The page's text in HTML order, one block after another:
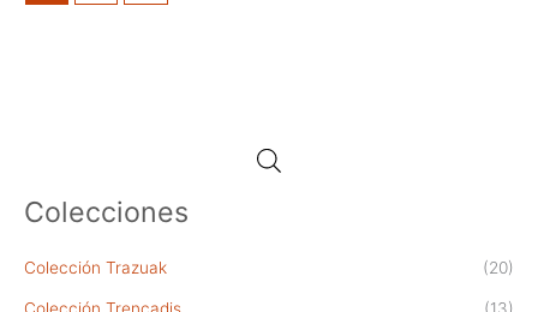
Colecciones
Colección Trazuak (20)